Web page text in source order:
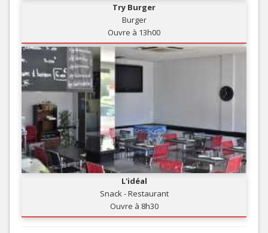
Try Burger
Burger
Ouvre à 13h00
L'idéal
Snack - Restaurant
Ouvre à 8h30